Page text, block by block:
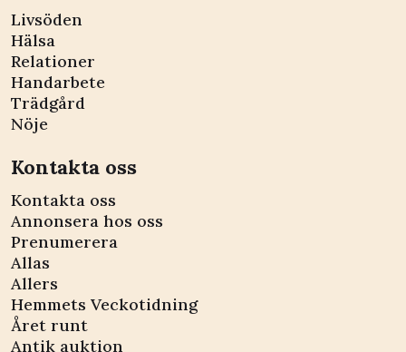
Livsöden
Hälsa
Relationer
Handarbete
Trädgård
Nöje
Kontakta oss
Kontakta oss
Annonsera hos oss
Prenumerera
Allas
Allers
Hemmets Veckotidning
Året runt
Antik auktion